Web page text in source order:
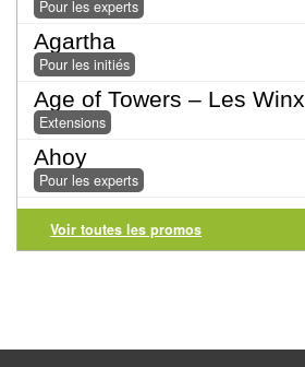
abstraits
Extensions
Casse-
têtes
Accessoires
Backgammon
Pour les experts
Agartha
Pour les initiés
Age of Towers – Les Winx
Extensions
Ahoy
Pour les experts
Voir toutes les promos